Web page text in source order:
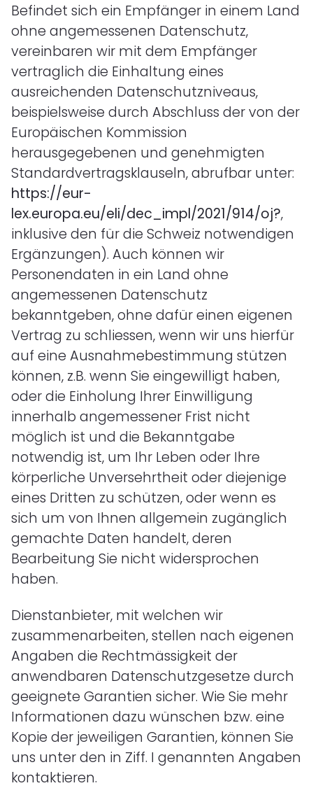
Befindet sich ein Empfänger in einem Land
ohne angemessenen Datenschutz,
vereinbaren wir mit dem Empfänger
vertraglich die Einhaltung eines
ausreichenden Datenschutzniveaus,
beispielsweise durch Abschluss der von der
Europäischen Kommission
herausgegebenen und genehmigten
Standardvertragsklauseln, abrufbar unter:
https://eur-
lex.europa.eu/eli/dec_impl/2021/914/oj?,
inklusive den für die Schweiz notwendigen
Ergänzungen). Auch können wir
Personendaten in ein Land ohne
angemessenen Datenschutz
bekanntgeben, ohne dafür einen eigenen
Vertrag zu schliessen, wenn wir uns hierfür
auf eine Ausnahmebestimmung stützen
können, z.B. wenn Sie eingewilligt haben,
oder die Einholung Ihrer Einwilligung
innerhalb angemessener Frist nicht
möglich ist und die Bekanntgabe
notwendig ist, um Ihr Leben oder Ihre
körperliche Unversehrtheit oder diejenige
eines Dritten zu schützen, oder wenn es
sich um von Ihnen allgemein zugänglich
gemachte Daten handelt, deren
Bearbeitung Sie nicht widersprochen
haben.
Dienstanbieter, mit welchen wir
zusammenarbeiten, stellen nach eigenen
Angaben die Rechtmässigkeit der
anwendbaren Datenschutzgesetze durch
geeignete Garantien sicher. Wie Sie mehr
Informationen dazu wünschen bzw. eine
Kopie der jeweiligen Garantien, können Sie
uns unter den in Ziff. I genannten Angaben
kontaktieren.